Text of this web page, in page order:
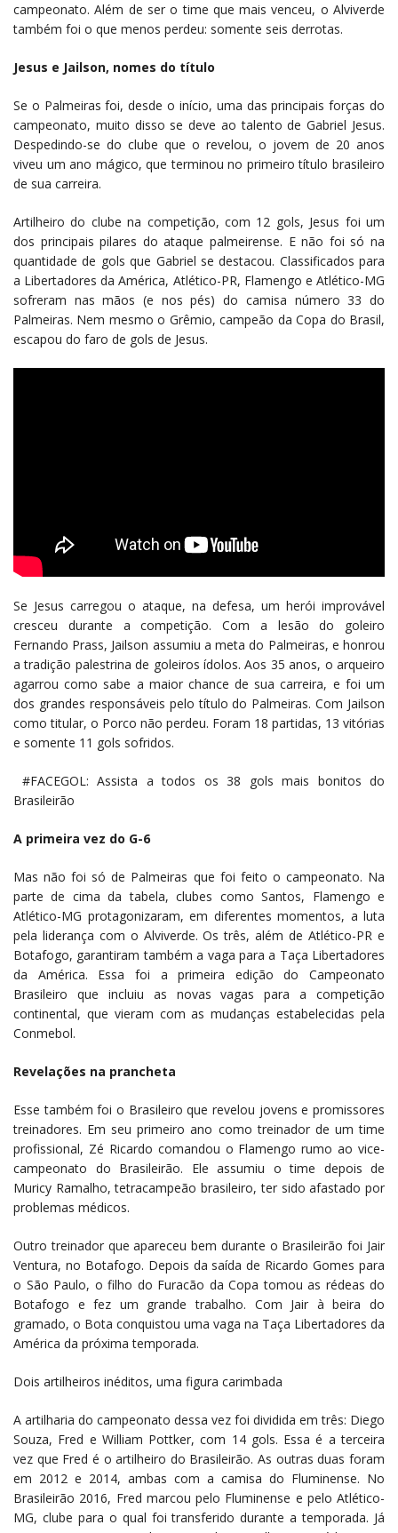
campeonato. Além de ser o time que mais venceu, o Alviverde
também foi o que menos perdeu: somente seis derrotas.
Jesus e Jailson, nomes do título
Se o Palmeiras foi, desde o início, uma das principais forças do
campeonato, muito disso se deve ao talento de Gabriel Jesus.
Despedindo-se do clube que o revelou, o jovem de 20 anos
viveu um ano mágico, que terminou no primeiro título brasileiro
de sua carreira.
Artilheiro do clube na competição, com 12 gols, Jesus foi um
dos principais pilares do ataque palmeirense. E não foi só na
quantidade de gols que Gabriel se destacou. Classificados para
a Libertadores da América, Atlético-PR, Flamengo e Atlético-MG
sofreram nas mãos (e nos pés) do camisa número 33 do
Palmeiras. Nem mesmo o Grêmio, campeão da Copa do Brasil,
escapou do faro de gols de Jesus.
Se Jesus carregou o ataque, na defesa, um herói improvável
cresceu durante a competição. Com a lesão do goleiro
Fernando Prass, Jailson assumiu a meta do Palmeiras, e honrou
a tradição palestrina de goleiros ídolos. Aos 35 anos, o arqueiro
agarrou como sabe a maior chance de sua carreira, e foi um
dos grandes responsáveis pelo título do Palmeiras. Com Jailson
como titular, o Porco não perdeu. Foram 18 partidas, 13 vitórias
e somente 11 gols sofridos.
#FACEGOL: Assista a todos os 38 gols mais bonitos do
Brasileirão
A primeira vez do G-6
Mas não foi só de Palmeiras que foi feito o campeonato. Na
parte de cima da tabela, clubes como Santos, Flamengo e
Atlético-MG protagonizaram, em diferentes momentos, a luta
pela liderança com o Alviverde. Os três, além de Atlético-PR e
Botafogo, garantiram também a vaga para a Taça Libertadores
da América. Essa foi a primeira edição do Campeonato
Brasileiro que incluiu as novas vagas para a competição
continental, que vieram com as mudanças estabelecidas pela
Conmebol.
Revelações na prancheta
Esse também foi o Brasileiro que revelou jovens e promissores
treinadores. Em seu primeiro ano como treinador de um time
profissional, Zé Ricardo comandou o Flamengo rumo ao vice-
campeonato do Brasileirão. Ele assumiu o time depois de
Muricy Ramalho, tetracampeão brasileiro, ter sido afastado por
problemas médicos.
Outro treinador que apareceu bem durante o Brasileirão foi Jair
Ventura, no Botafogo. Depois da saída de Ricardo Gomes para
o São Paulo, o filho do Furacão da Copa tomou as rédeas do
Botafogo e fez um grande trabalho. Com Jair à beira do
gramado, o Bota conquistou uma vaga na Taça Libertadores da
América da próxima temporada.
Dois artilheiros inéditos, uma figura carimbada
A artilharia do campeonato dessa vez foi dividida em três: Diego
Souza, Fred e William Pottker, com 14 gols. Essa é a terceira
vez que Fred é o artilheiro do Brasileirão. As outras duas foram
em 2012 e 2014, ambas com a camisa do Fluminense. No
Brasileirão 2016, Fred marcou pelo Fluminense e pelo Atlético-
MG, clube para o qual foi transferido durante a temporada. Já